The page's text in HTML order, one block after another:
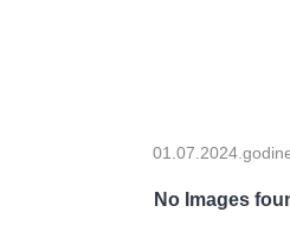
No Images